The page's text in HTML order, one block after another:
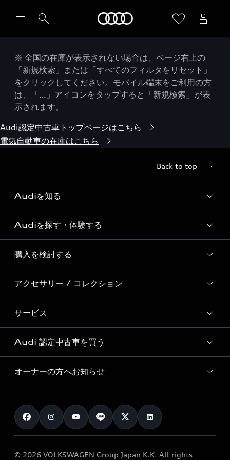
※ 全国の在庫が表示されない場合は、ページ右上の
「新規検索」または「すべてのフィルタをリセット」
をクリックしてください。モバイル端末をご利用の方
は、「…」アイコンをタップすると「新規検索」が表
示されます。
Audi認定中古車トップページはこちら
電気自動車の在庫はこちら
Back to top
Audiを知る
Audi ブランド
Story of Progress
Audi Sport
Formula 1®
デジタルサービス
Audiを探す・体験する
ディーラー検索
新車在庫検索
試乗車・展示車検索
見積り依頼
試乗予約
購入を検討する
モデル一覧
特別仕様モデル / 限定モデル
e-tronラインアップ
価格シミュレーション
車両比較
カタログ一覧
アクセサリー / コレクション
純正アクセサリー
オンラインショップ
Audi collection
アウディナビアプリ
サービス
サービス入庫予約
サービスプログラム
メンテナンス
車検 / 定期点検
e-tronアフターサポート
Audi 認定中古車を買う
Audi認定中古車
クオリティ
保証
メンテナンス
オーナーの方へお知らせ
お知らせ
オーナー様向けキャンペーン
© 2026 VOLKSWAGEN Group Japan K.K. All rights